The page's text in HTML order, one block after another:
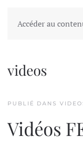
Accéder au
FESDIG
videos
PUBLIÉ DANS
Vidéos